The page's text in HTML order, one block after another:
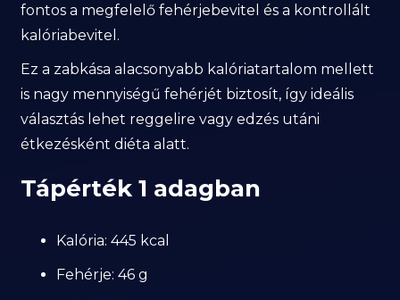
fontos a megfelelő fehérjebevitel és a kontrollált
kalóriabevitel.
Ez a zabkása alacsonyabb kalóriatartalom mellett
is nagy mennyiségű fehérjét biztosít, így ideális
választás lehet reggelire vagy edzés utáni
étkezésként diéta alatt.
Tápérték 1 adagban
Kalória: 445 kcal
Fehérje: 46 g